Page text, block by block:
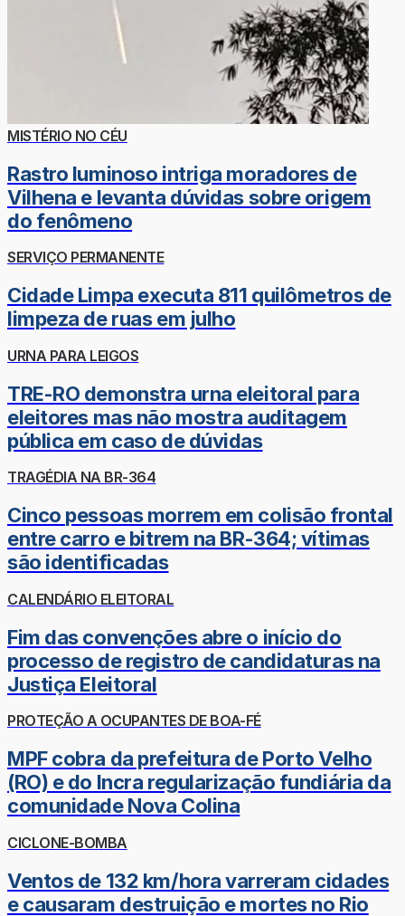
MISTÉRIO NO CÉU
Rastro luminoso intriga moradores de
Vilhena e levanta dúvidas sobre origem
do fenômeno
SERVIÇO PERMANENTE
Cidade Limpa executa 811 quilômetros de
limpeza de ruas em julho
URNA PARA LEIGOS
TRE-RO demonstra urna eleitoral para
eleitores mas não mostra auditagem
pública em caso de dúvidas
TRAGÉDIA NA BR-364
Cinco pessoas morrem em colisão frontal
entre carro e bitrem na BR-364; vítimas
são identificadas
CALENDÁRIO ELEITORAL
Fim das convenções abre o início do
processo de registro de candidaturas na
Justiça Eleitoral
PROTEÇÃO A OCUPANTES DE BOA-FÉ
MPF cobra da prefeitura de Porto Velho
(RO) e do Incra regularização fundiária da
comunidade Nova Colina
CICLONE-BOMBA
Ventos de 132 km/hora varreram cidades
e causaram destruição e mortes no Rio